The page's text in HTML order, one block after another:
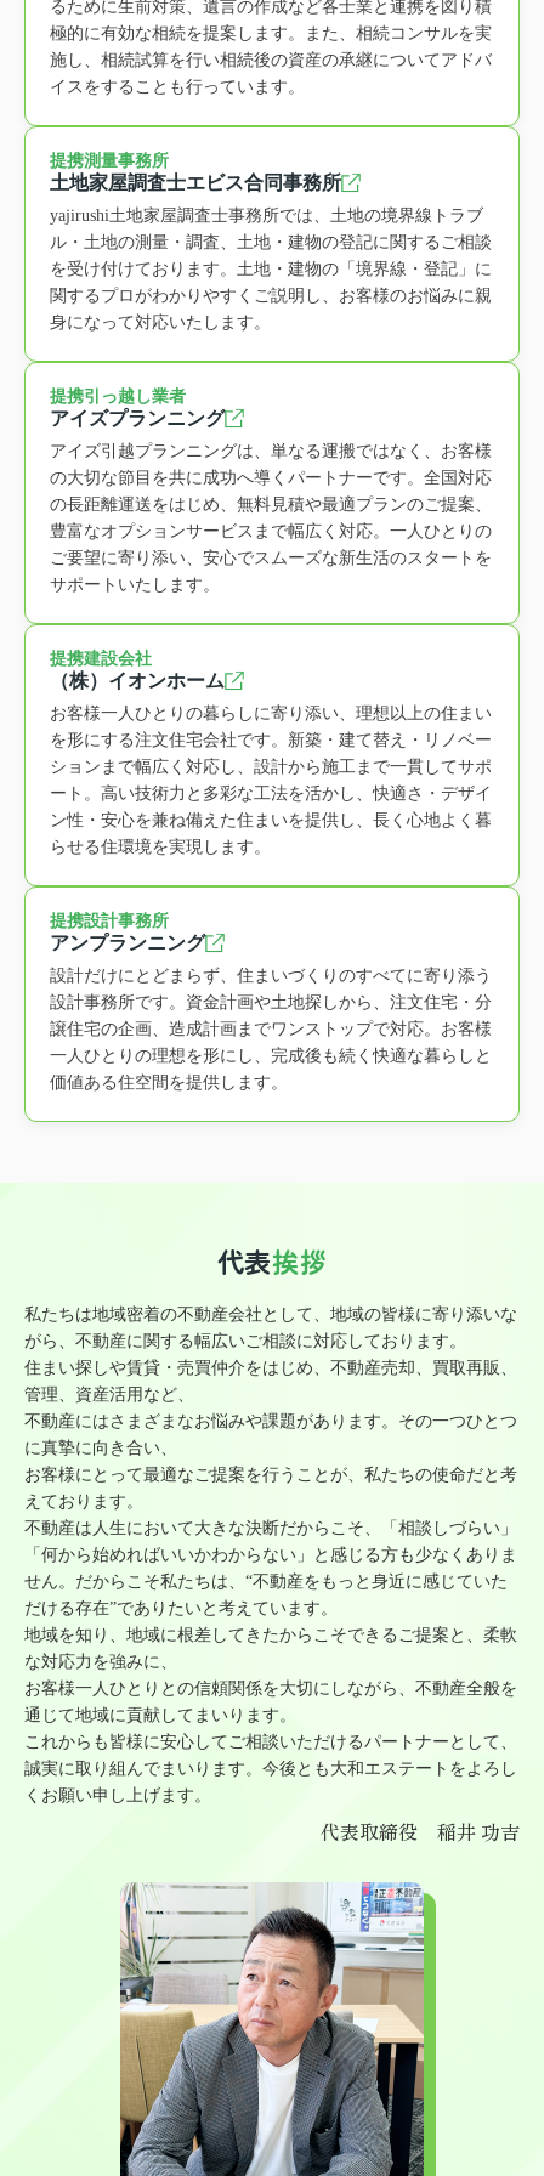
るために生前対策、遺言の作成など各士業と連携を図り積
極的に有効な相続を提案します。また、相続コンサルを実
施し、相続試算を行い相続後の資産の承継についてアドバ
イスをすることも行っています。
提携測量事務所
土地家屋調査士エビス合同事務所
yajirushi土地家屋調査士事務所では、土地の境界線トラブ
ル・土地の測量・調査、土地・建物の登記に関するご相談
を受け付けております。土地・建物の「境界線・登記」に
関するプロがわかりやすくご説明し、お客様のお悩みに親
身になって対応いたします。
提携引っ越し業者
アイズプランニング
アイズ引越プランニングは、単なる運搬ではなく、お客様
の大切な節目を共に成功へ導くパートナーです。全国対応
の長距離運送をはじめ、無料見積や最適プランのご提案、
豊富なオプションサービスまで幅広く対応。一人ひとりの
ご要望に寄り添い、安心でスムーズな新生活のスタートを
サポートいたします。
提携建設会社
（株）イオンホーム
お客様一人ひとりの暮らしに寄り添い、理想以上の住まい
を形にする注文住宅会社です。新築・建て替え・リノベー
ションまで幅広く対応し、設計から施工まで一貫してサポ
ート。高い技術力と多彩な工法を活かし、快適さ・デザイ
ン性・安心を兼ね備えた住まいを提供し、長く心地よく暮
らせる住環境を実現します。
提携設計事務所
アンプランニング
設計だけにとどまらず、住まいづくりのすべてに寄り添う
設計事務所です。資金計画や土地探しから、注文住宅・分
譲住宅の企画、造成計画までワンストップで対応。お客様
一人ひとりの理想を形にし、完成後も続く快適な暮らしと
価値ある住空間を提供します。
代表挨拶
私たちは地域密着の不動産会社として、地域の皆様に寄り添いな
がら、不動産に関する幅広いご相談に対応しております。
住まい探しや賃貸・売買仲介をはじめ、不動産売却、買取再販、
管理、資産活用など、
不動産にはさまざまなお悩みや課題があります。その一つひとつ
に真摯に向き合い、
お客様にとって最適なご提案を行うことが、私たちの使命だと考
えております。
不動産は人生において大きな決断だからこそ、「相談しづらい」
「何から始めればいいかわからない」と感じる方も少なくありま
せん。だからこそ私たちは、“不動産をもっと身近に感じていた
だける存在”でありたいと考えています。
地域を知り、地域に根差してきたからこそできるご提案と、柔軟
な対応力を強みに、
お客様一人ひとりとの信頼関係を大切にしながら、不動産全般を
通じて地域に貢献してまいります。
これからも皆様に安心してご相談いただけるパートナーとして、
誠実に取り組んでまいります。今後とも大和エステートをよろし
くお願い申し上げます。
代表取締役 稲井 功吉